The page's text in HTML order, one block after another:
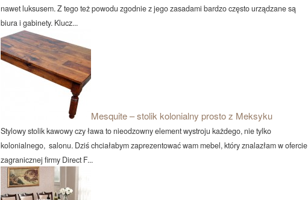
nawet luksusem. Z tego też powodu zgodnie z jego zasadami bardzo często urządzane są
biura i gabinety. Klucz...
Mesquite – stolik kolonialny prosto z Meksyku
Stylowy stolik kawowy czy ława to nieodzowny element wystroju każdego, nie tylko
kolonialnego, salonu. Dziś chciałabym zaprezentować wam mebel, który znalazłam w ofercie
zagranicznej firmy Direct F...